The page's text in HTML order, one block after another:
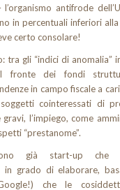
l’organismo antifrode
in percentuali inferiori
certo consolare!
tra gli “indici di anomalia”
fronte dei fondi
in campo fiscale a
cointeressati di
l’impiego, come
“prestanome”.
già start-up che
in grado di elaborare,
che le